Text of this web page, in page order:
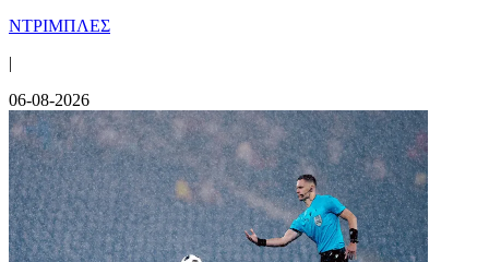
ΝΤΡΙΜΠΛΕΣ
|
06-08-2026